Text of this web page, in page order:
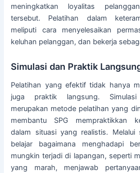
meningkatkan loyalitas
tersebut. Pelatihan dalam
meliputi cara menyelesaikan
keluhan pelanggan, dan bekerja
Simulasi dan Praktik
Pelatihan yang efektif tidak hanya
juga praktik langsung.
merupakan metode pelatihan yang
membantu SPG mempraktikkan
dalam situasi yang realistis. Melalui
belajar bagaimana menghadapi
mungkin terjadi di lapangan, seperti
yang marah, menjawab